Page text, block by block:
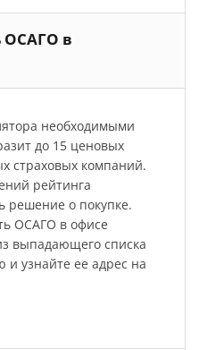
ОСАГО в
необходимыми
до 15 ценовых
страховых компаний.
рейтинга
решение о покупке.
ОСАГО в офисе
выпадающего списка
узнайте ее адрес на